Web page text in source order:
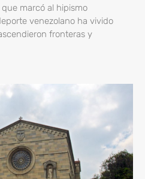
marcó al hipismo
venezolano ha vivido
fronteras y